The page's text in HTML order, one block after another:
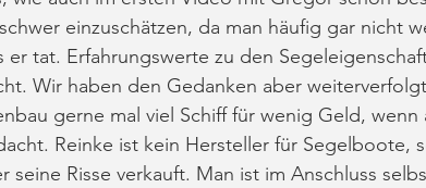
einzuschätzen, da man häufig gar nicht
er tat. Erfahrungswerte zu den
Wir haben den Gedanken aber
gerne mal viel Schiff für wenig Geld, wenn
Reinke ist kein Hersteller für Segelboote,
seine Risse verkauft. Man ist im Anschluss